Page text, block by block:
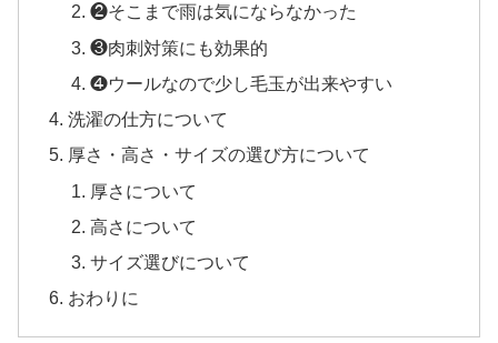
❷そこまで雨は気にならなかった
❸肉刺対策にも効果的
❹ウールなので少し毛玉が出来やすい
洗濯の仕方について
厚さ・高さ・サイズの選び方について
厚さについて
高さについて
サイズ選びについて
おわりに